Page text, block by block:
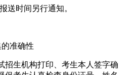
送时间另行通知。
的准确性
招生机构打印、考生本人签字确